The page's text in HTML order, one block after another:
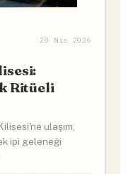
20 Nis 2026
Ritüeli
ulaşım,
ipi geleneği